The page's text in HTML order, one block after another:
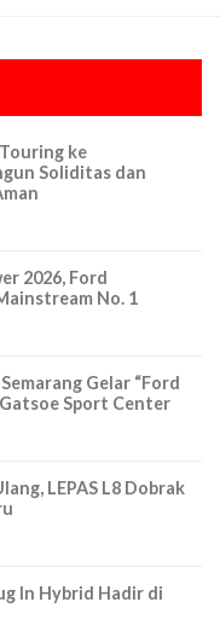
ke
Soliditas dan
2026, Ford
No. 1
Gelar “Ford
Sport Center
LEPAS L8 Dobrak
In Hybrid Hadir di